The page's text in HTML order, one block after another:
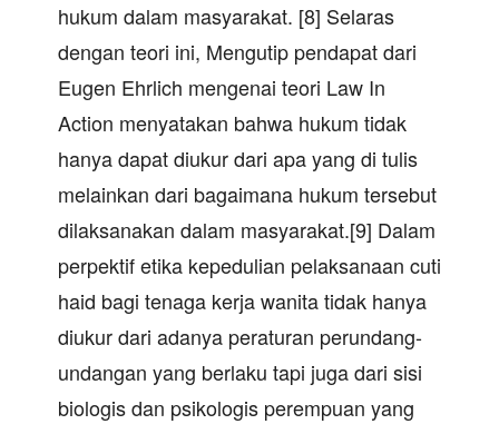
hukum dalam masyarakat. [8] Selaras
dengan teori ini, Mengutip pendapat dari
Eugen Ehrlich mengenai teori Law In
Action menyatakan bahwa hukum tidak
hanya dapat diukur dari apa yang di tulis
melainkan dari bagaimana hukum tersebut
dilaksanakan dalam masyarakat.[9] Dalam
perpektif etika kepedulian pelaksanaan cuti
haid bagi tenaga kerja wanita tidak hanya
diukur dari adanya peraturan perundang-
undangan yang berlaku tapi juga dari sisi
biologis dan psikologis perempuan yang